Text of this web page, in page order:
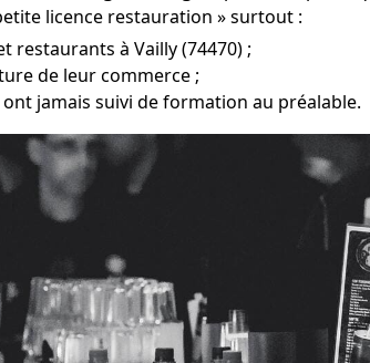
licence restauration » surtout :
restaurants à Vailly (74470) ;
de leur commerce ;
jamais suivi de formation au préalable.